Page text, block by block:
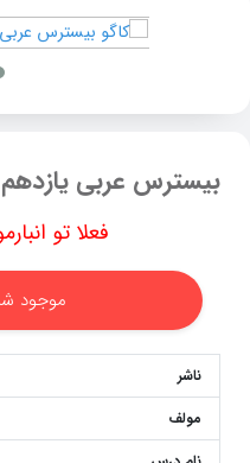
بیسترس عربی یازدهم
فعلا تو
موجود
ناشر
مولف